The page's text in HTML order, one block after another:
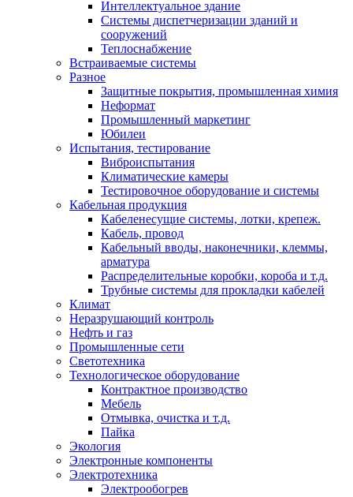
Интеллектуальное здание
Системы диспетчеризации зданий и
сооружений
Теплоснабжение
Встраиваемые системы
Разное
Защитные покрытия, промышленная химия
Неформат
Промышленный маркетинг
Юбилеи
Испытания, тестирование
Виброиспытания
Климатические камеры
Тестировочное оборудование и системы
Кабельная продукция
Кабеленесущие системы, лотки, крепеж.
Кабель, провод
Кабельный вводы, наконечники, клеммы,
арматура
Распределительные коробки, короба и т.д.
Трубные системы для прокладки кабелей
Климат
Неразрушающий контроль
Нефть и газ
Промышленные сети
Светотехника
Технологическое оборудование
Контрактное производство
Мебель
Отмывка, очистка и т.д.
Пайка
Экология
Электронные компоненты
Электротехника
Электрообогрев